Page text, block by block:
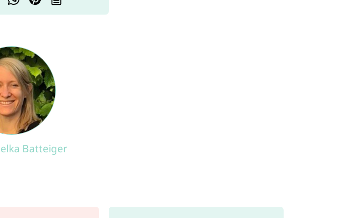
Batteiger